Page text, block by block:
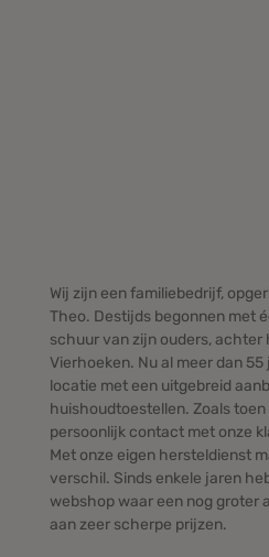
Wij zijn een familiebedrijf,
Theo. Destijds begonnen met
schuur van zijn ouders, achter
Vierhoeken. Nu al meer dan
locatie met een uitgebreid
huishoudtoestellen. Zoals
persoonlijk contact met onze
Met onze eigen hersteldienst
verschil. Sinds enkele jaren
webshop waar een nog groter
aan zeer scherpe prijzen.